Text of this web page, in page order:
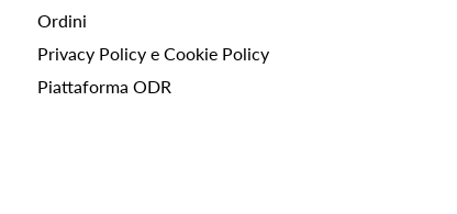
Ordini
Privacy Policy e Cookie Policy
Piattaforma ODR